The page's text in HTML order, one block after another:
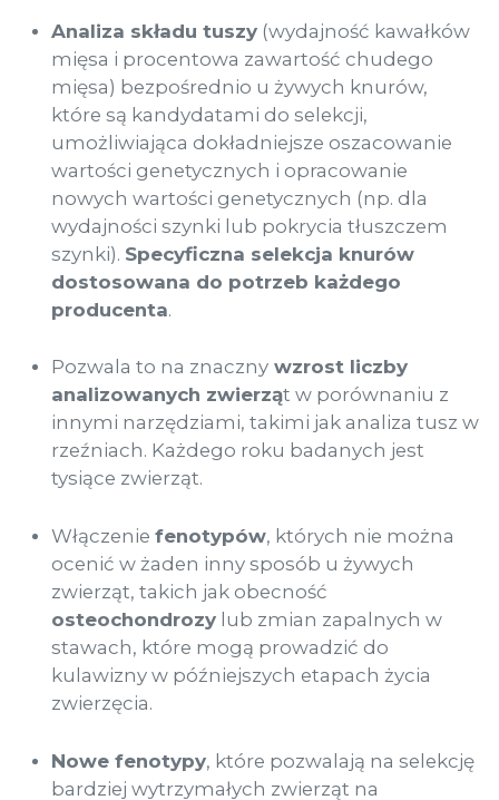
Analiza składu tuszy (wydajność kawałków
mięsa i procentowa zawartość chudego
mięsa) bezpośrednio u żywych knurów,
które są kandydatami do selekcji,
umożliwiająca dokładniejsze oszacowanie
wartości genetycznych i opracowanie
nowych wartości genetycznych (np. dla
wydajności szynki lub pokrycia tłuszczem
szynki). Specyficzna selekcja knurów
dostosowana do potrzeb każdego
producenta.
Pozwala to na znaczny wzrost liczby
analizowanych zwierząt w porównaniu z
innymi narzędziami, takimi jak analiza tusz w
rzeźniach. Każdego roku badanych jest
tysiące zwierząt.
Włączenie fenotypów, których nie można
ocenić w żaden inny sposób u żywych
zwierząt, takich jak obecność
osteochondrozy lub zmian zapalnych w
stawach, które mogą prowadzić do
kulawizny w późniejszych etapach życia
zwierzęcia.
Nowe fenotypy, które pozwalają na selekcję
bardziej wytrzymałych zwierząt na